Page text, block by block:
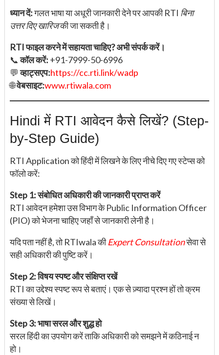
ध्यान दें:गलत भाषा या अधूरी जानकारी देने पर आपकी RTI बिना
उत्तर दिए खारिजकी जा सकती है।
RTI फाइल करने में सहायता चाहिए? अभी संपर्क करें।
📞कॉल करें: +91-7999-50-6996
💬व्हाट्सएप:https://cc.rti.link/wadp
🌐वेबसाइट:www.rtiwala.com
Hindi में RTI आवेदन कैसे लिखें? (Step-
by-Step Guide)
RTI Application को हिंदी में लिखने के लिए नीचे दिए गए स्टेप्स को
फॉलो करें:
Step 1: संबोधित अधिकारी की जानकारी प्राप्त करें
RTI आवेदन हमेशा उस विभाग के Public Information Officer
(PIO) को भेजना चाहिए जहाँ से जानकारी लेनी है।
यदि पता नहीं है, तो RTIwala कीExpert Consultationसेवा से
सही अधिकारी की पुष्टि करें।
Step 2: विषय स्पष्ट और संक्षिप्त रखें
RTI का उद्देश्य स्पष्ट रूप से बताएं। एक से ज़्यादा प्रश्न हों तो क्रम
संख्या से लिखें।
Step 3: भाषा सरल और शुद्ध हो
सरल हिंदी का उपयोग करें ताकि अधिकारी को समझने में कठिनाई न
हो।